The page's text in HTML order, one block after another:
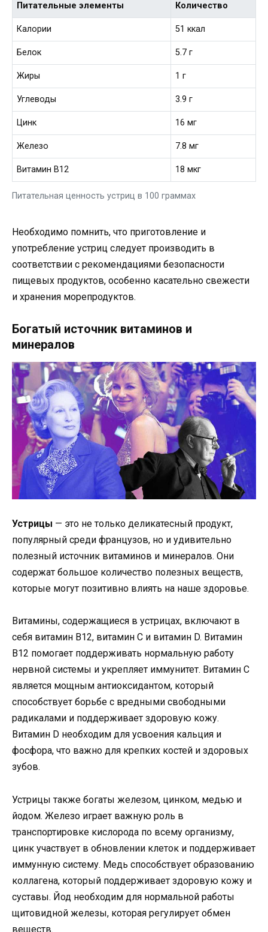
Питательная ценность устриц в 100 граммах
Питательные элементы Количество
Калории 51 ккал
Белок 5.7 г
Жиры 1 г
Углеводы 3.9 г
Цинк 16 мг
Железо 7.8 мг
Витамин B12 18 мкг
Необходимо помнить, что приготовление и
употребление устриц следует производить в
соответствии с рекомендациями безопасности
пищевых продуктов, особенно касательно свежести
и хранения морепродуктов.
Богатый источник витаминов и
минералов
Устрицы — это не только деликатесный продукт,
популярный среди французов, но и удивительно
полезный источник витаминов и минералов. Они
содержат большое количество полезных веществ,
которые могут позитивно влиять на наше здоровье.
Витамины, содержащиеся в устрицах, включают в
себя витамин B12, витамин С и витамин D. Витамин
B12 помогает поддерживать нормальную работу
нервной системы и укрепляет иммунитет. Витамин С
является мощным антиоксидантом, который
способствует борьбе с вредными свободными
радикалами и поддерживает здоровую кожу.
Витамин D необходим для усвоения кальция и
фосфора, что важно для крепких костей и здоровых
зубов.
Устрицы также богаты железом, цинком, медью и
йодом. Железо играет важную роль в
транспортировке кислорода по всему организму,
цинк участвует в обновлении клеток и поддерживает
иммунную систему. Медь способствует образованию
коллагена, который поддерживает здоровую кожу и
суставы. Йод необходим для нормальной работы
щитовидной железы, которая регулирует обмен
веществ.